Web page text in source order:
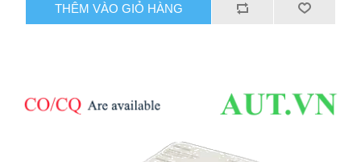
THÊM VÀO GIỎ HÀNG